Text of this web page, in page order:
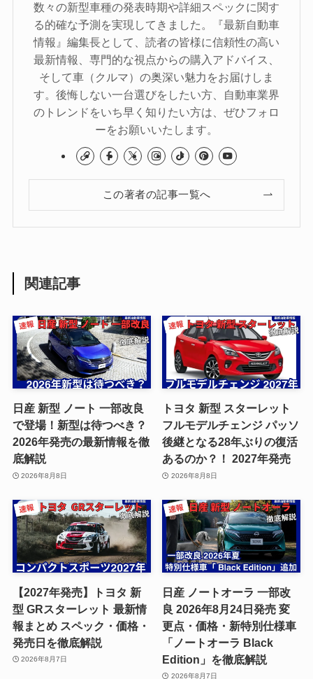
数々の新型車種の発表時期や詳細スペックに関す
る的確な予測を実現してきました。『最新自動車
情報』編集長として、読者の皆様に信頼性の高い
最新情報、専門的な視点からの購入アドバイス、
そして車（クルマ）の奥深い魅力をお届けしま
す。後悔しない一台選びをしたい方、自動車業界
のトレンドをいち早く知りたい方は、ぜひフォロ
ーをお願いいたします。
この著者の記事一覧へ
関連記事
日産 新型 ノート 一部改良
で登場！新型は待つべき？
2026年発売の最新情報を徹
底解説
2026年8月8日
トヨタ 新型 スターレット
フルモデルチェンジ パッソ
後継となる28年ぶりの復活
あるのか？！ 2027年発売
2026年8月8日
【2027年発売】トヨタ 新
型 GRスターレット 最新情
報まとめ スペック・価格・
発売日を徹底解説
2026年8月7日
日産 ノートオーラ 一部改
良 2026年8月24日発売 変
更点・価格・新特別仕様車
「ノートオーラ Black
Edition」を徹底解説
2026年8月7日